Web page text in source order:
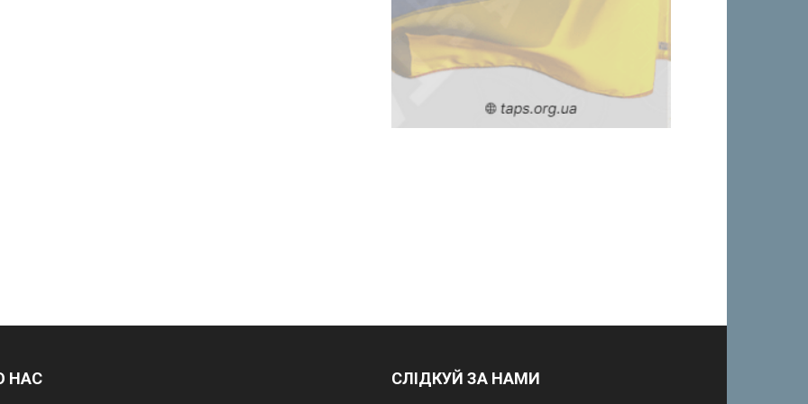
НАС СЛІДКУЙ ЗА НАМИ